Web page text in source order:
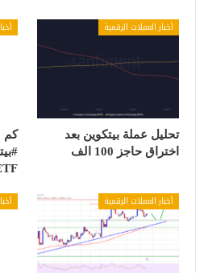
أخبار العملات الرقمية
تحليل عملة بيتكوين بعد
اختراق حاجز 100 الف
كم
أخبار العملات الرقمية